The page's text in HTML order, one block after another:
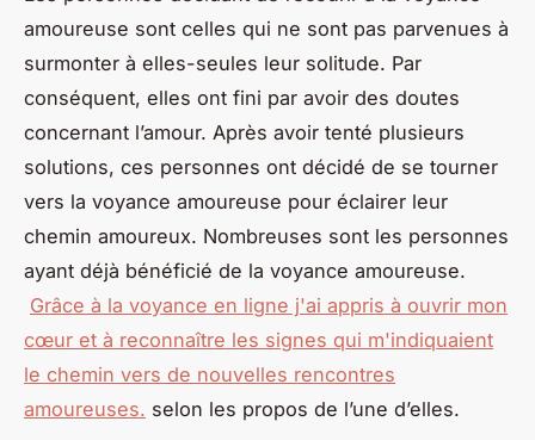
amoureuse sont celles qui ne sont pas parvenues à
surmonter à elles-seules leur solitude. Par
conséquent, elles ont fini par avoir des doutes
concernant l’amour. Après avoir tenté plusieurs
solutions, ces personnes ont décidé de se tourner
vers la voyance amoureuse pour éclairer leur
chemin amoureux. Nombreuses sont les personnes
ayant déjà bénéficié de la voyance amoureuse.
Grâce à la voyance en ligne j'ai appris à ouvrir mon
cœur et à reconnaître les signes qui m'indiquaient
le chemin vers de nouvelles rencontres
amoureuses. selon les propos de l’une d’elles.